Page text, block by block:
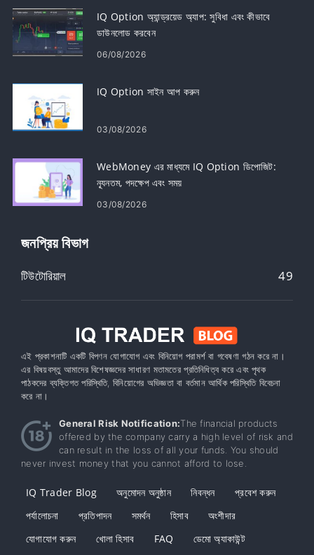
IQ Option অ্যান্ড্রয়েড অ্যাপ: সুবিধা এবং কীভাবে
ডাউনলোড করবেন
06/08/2026
IQ Option সাইন আপ করুন
03/08/2026
WebMoney এর মাধ্যমে IQ Option ডিপোজিট:
ন্যূনতম, পদক্ষেপ এবং সময়
03/08/2026
জনপ্রিয় বিভাগ
টিউটোরিয়াল 49
এই প্রকাশনাটি একটি বিপণন যোগাযোগ এবং বিনিয়োগ পরামর্শ বা গবেষণা গঠন করে না।
এর বিষয়বস্তু আমাদের বিশেষজ্ঞদের সাধারণ মতামতের প্রতিনিধিত্ব করে এবং পৃথক
পাঠকদের ব্যক্তিগত পরিস্থিতি, বিনিয়োগের অভিজ্ঞতা বা বর্তমান আর্থিক পরিস্থিতি বিবেচনা
করে না।
General Risk Notification:The financial products
offered by the company carry a high level of risk and
can result in the loss of all your funds. You should
never invest money that you cannot afford to lose.
IQ Trader Blog অনুমোদন অনুষ্ঠান নিবন্ধন
প্রবেশ করুন
পর্যালোচনা
প্রতিপাদন সমর্থন হিসাব
অংশীদার
যোগাযোগ করুন
খোলা হিসাব FAQ
ডেমো অ্যাকাউন্ট